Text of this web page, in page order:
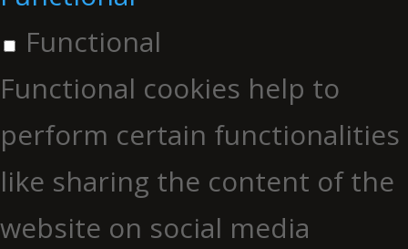
Functional
Functional cookies help to
perform certain functionalities
like sharing the content of the
website on social media